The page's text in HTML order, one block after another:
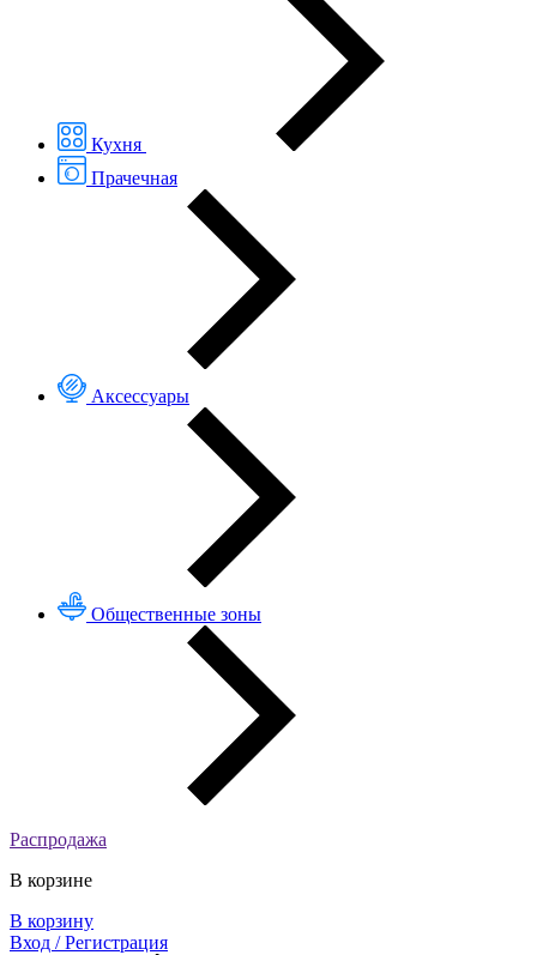
Кухня
Прачечная
Аксессуары
Общественные зоны
Распродажа
В корзине
В корзину
Вход / Регистрация